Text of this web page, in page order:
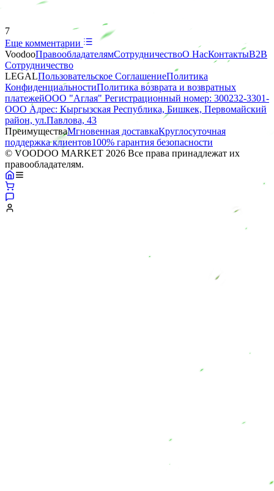
7
Еще комментарии
VoodooПравообладателямСотрудничествоО НасКонтактыB2B
Сотрудничество
LEGALПользовательское СоглашениеПолитика
КонфиденциальностиПолитика возврата и возвратных
платежейООО "Аглая" Регистрационный номер: 300232-3301-
ООО Адрес: Кыргызская Республика, Бишкек, Первомайский
район, ул.Павлова, 43
ПреимуществаМгновенная доставкаКруглосуточная
поддержка клиентов100% гарантия безопасности
© VOODOO MARKET 2026 Все права принадлежат их
правообладателям.